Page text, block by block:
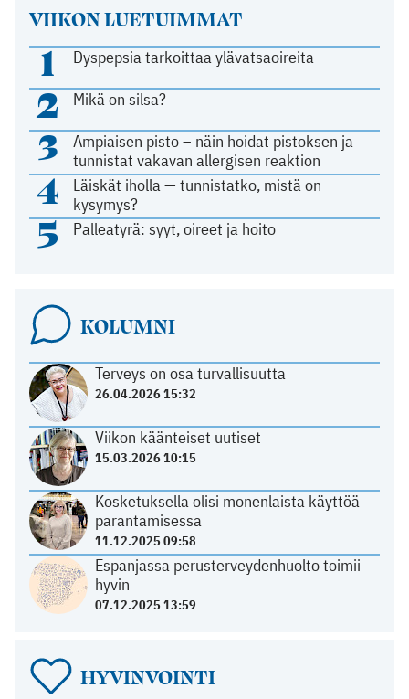
VIIKON LUETUIMMAT
1 Dyspepsia tarkoittaa ylävatsaoireita
2 Mikä on silsa?
3
Ampiaisen pisto – näin hoidat pistoksen ja
tunnistat vakavan allergisen reaktion
4
Läiskät iholla — tunnistatko, mistä on
kysymys?
5 Palleatyrä: syyt, oireet ja hoito
KOLUMNI
Terveys on osa turvallisuutta
26.04.2026 15:32
Viikon käänteiset uutiset
15.03.2026 10:15
Kosketuksella olisi monenlaista käyttöä
parantamisessa
11.12.2025 09:58
Espanjassa perusterveydenhuolto toimii
hyvin
07.12.2025 13:59
HYVINVOINTI